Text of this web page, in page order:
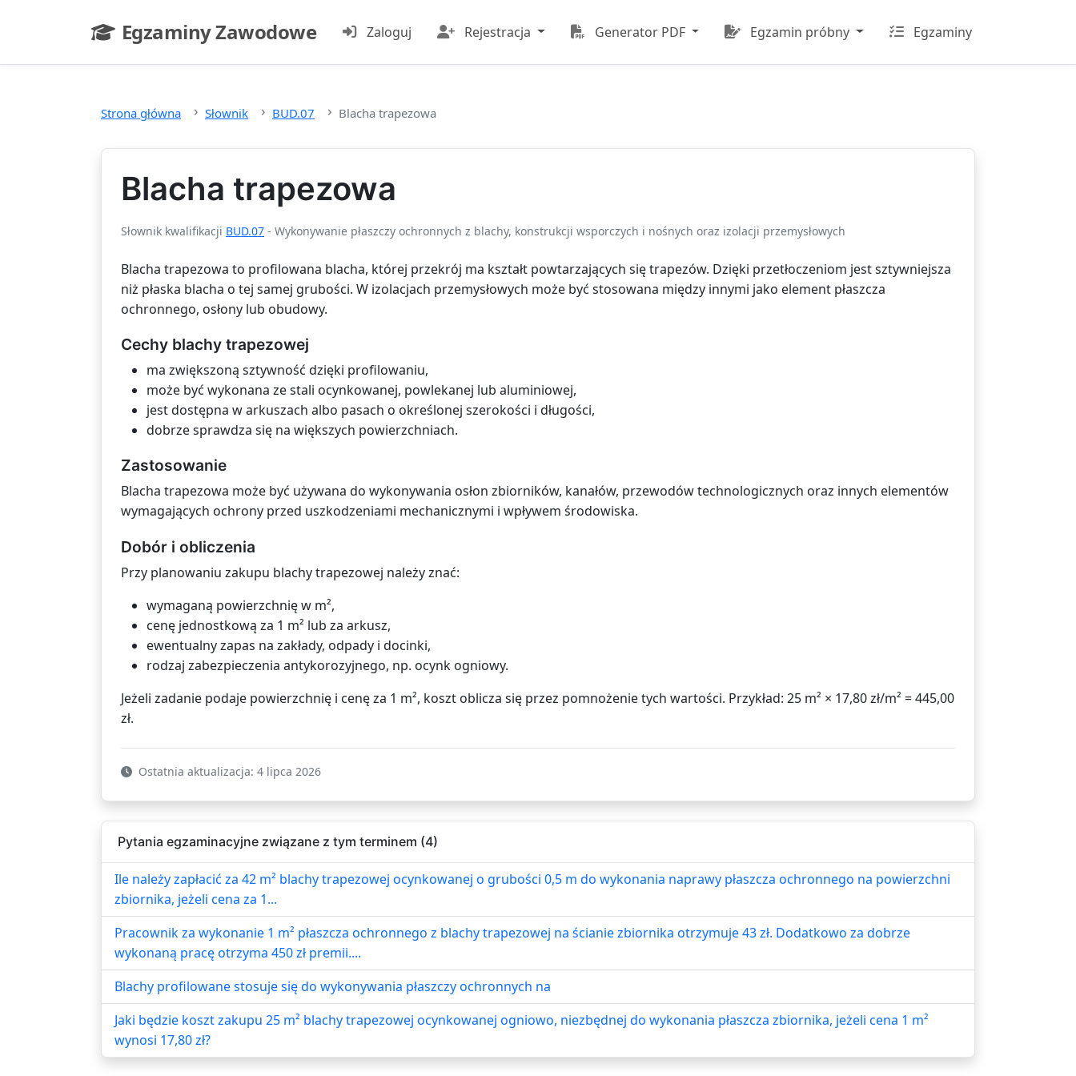
Egzaminy Zawodowe
- strona główna
Zaloguj Rejestracja Generator PDF Egzamin próbny Egzaminy
Strona główna Słownik BUD.07 Blacha trapezowa
Blacha trapezowa
Słownik kwalifikacji BUD.07 - Wykonywanie płaszczy ochronnych z blachy, konstrukcji wsporczych i nośnych oraz izolacji przemysłowych
Blacha trapezowa to profilowana blacha, której przekrój ma kształt powtarzających się trapezów. Dzięki przetłoczeniom jest sztywniejsza
niż płaska blacha o tej samej grubości. W izolacjach przemysłowych może być stosowana między innymi jako element płaszcza
ochronnego, osłony lub obudowy.
Cechy blachy trapezowej
ma zwiększoną sztywność dzięki profilowaniu,
może być wykonana ze stali ocynkowanej, powlekanej lub aluminiowej,
jest dostępna w arkuszach albo pasach o określonej szerokości i długości,
dobrze sprawdza się na większych powierzchniach.
Zastosowanie
Blacha trapezowa może być używana do wykonywania osłon zbiorników, kanałów, przewodów technologicznych oraz innych elementów
wymagających ochrony przed uszkodzeniami mechanicznymi i wpływem środowiska.
Dobór i obliczenia
Przy planowaniu zakupu blachy trapezowej należy znać:
wymaganą powierzchnię w m²,
cenę jednostkową za 1 m² lub za arkusz,
ewentualny zapas na zakłady, odpady i docinki,
rodzaj zabezpieczenia antykorozyjnego, np. ocynk ogniowy.
Jeżeli zadanie podaje powierzchnię i cenę za 1 m², koszt oblicza się przez pomnożenie tych wartości. Przykład: 25 m² × 17,80 zł/m² = 445,00
zł.
Ostatnia aktualizacja: 4 lipca 2026
Pytania egzaminacyjne związane z tym terminem (4)
Ile należy zapłacić za 42 m² blachy trapezowej ocynkowanej o grubości 0,5 m do wykonania naprawy płaszcza ochronnego na powierzchni
zbiornika, jeżeli cena za 1...
Pracownik za wykonanie 1 m² płaszcza ochronnego z blachy trapezowej na ścianie zbiornika otrzymuje 43 zł. Dodatkowo za dobrze
wykonaną pracę otrzyma 450 zł premii....
Blachy profilowane stosuje się do wykonywania płaszczy ochronnych na
Jaki będzie koszt zakupu 25 m² blachy trapezowej ocynkowanej ogniowo, niezbędnej do wykonania płaszcza zbiornika, jeżeli cena 1 m²
wynosi 17,80 zł?